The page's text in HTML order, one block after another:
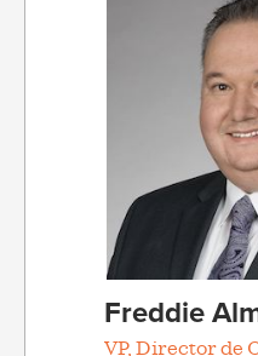
Freddie
VP, Director de